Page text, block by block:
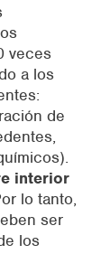
veces
a los
de
interior
lo tanto,
ser
los